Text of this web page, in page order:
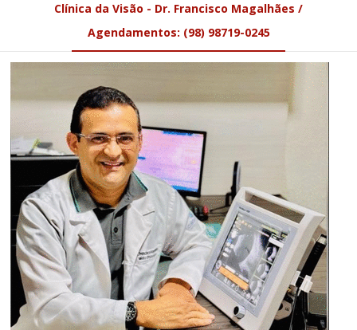
Clínica da Visão - Dr. Francisco Magalhães /
Agendamentos: (98) 98719-0245